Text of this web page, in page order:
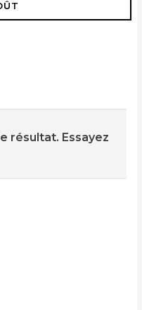
résultat. Essayez